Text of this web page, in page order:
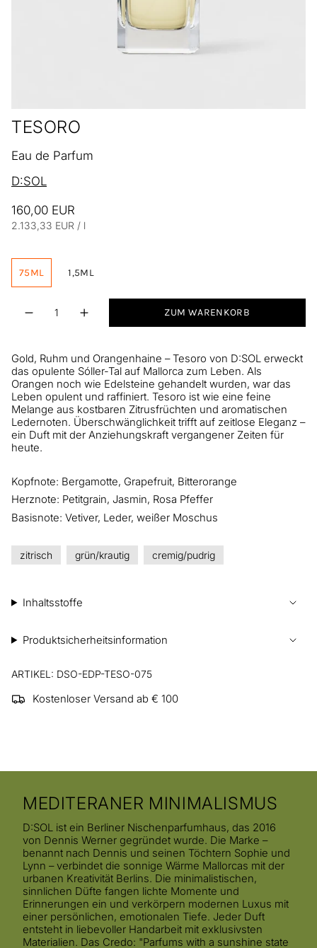
TESORO
Eau de Parfum
D:SOL
160,00 EUR
Einheitspreis
2.133,33 EUR /pro
l
75ML 1,5ML
ZUM WARENKORB
Gold, Ruhm und Orangenhaine – Tesoro von D:SOL erweckt
das opulente Sóller-Tal auf Mallorca zum Leben. Als
Orangen noch wie Edelsteine gehandelt wurden, war das
Leben opulent und raffiniert. Tesoro ist wie eine feine
Melange aus kostbaren Zitrusfrüchten und aromatischen
Ledernoten. Überschwänglichkeit trifft auf zeitlose Eleganz –
ein Duft mit der Anziehungskraft vergangener Zeiten für
heute.
Kopfnote: Bergamotte, Grapefruit, Bitterorange
Herznote: Petitgrain, Jasmin, Rosa Pfeffer
Basisnote: Vetiver, Leder, weißer Moschus
zitrisch grün/krautig cremig/pudrig
Inhaltsstoffe
Produktsicherheitsinformation
ARTIKEL: DSO-EDP-TESO-075
Kostenloser Versand ab € 100
MEDITERANER MINIMALISMUS
D:SOL ist ein Berliner Nischenparfumhaus, das 2016
von Dennis Werner gegründet wurde. Die Marke –
benannt nach Dennis und seinen Töchtern Sophie und
Lynn – verbindet die sonnige Wärme Mallorcas mit der
urbanen Kreativität Berlins. Die minimalistischen,
sinnlichen Düfte fangen lichte Momente und
Erinnerungen ein und verkörpern modernen Luxus mit
einer persönlichen, emotionalen Tiefe. Jeder Duft
entsteht in liebevoller Handarbeit mit exklusivsten
Materialien. Das Credo: "Parfums with a sunshine state